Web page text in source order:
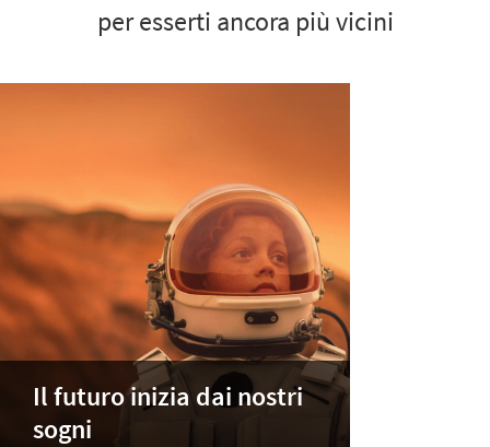
per esserti ancora più vicini
Il futuro inizia dai nostri
sogni